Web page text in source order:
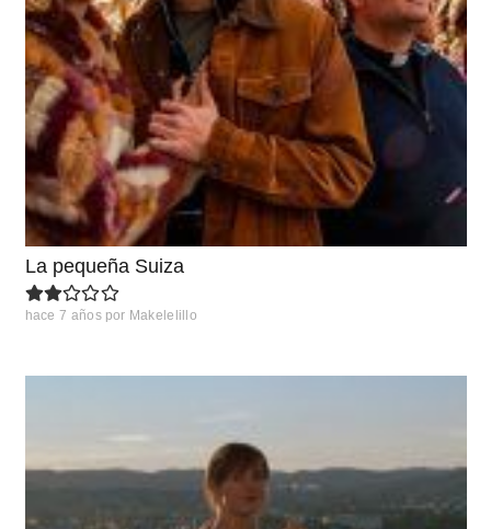
La pequeña Suiza
hace 7 años por Makelelillo